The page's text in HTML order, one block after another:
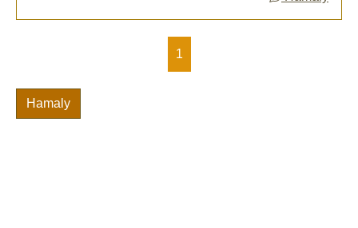
1
Hamaly